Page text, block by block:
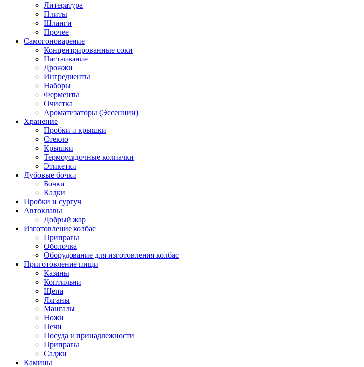
Литература
Плиты
Шланги
Прочее
Самогоноварение
Концентрированные соки
Настаивание
Дрожжи
Ингредиенты
Наборы
Ферменты
Очистка
Ароматизаторы (Эссенции)
Хранение
Пробки и крышки
Стекло
Крышки
Термоусадочные колпачки
Этикетки
Дубовые бочки
Бочки
Кадки
Пробки и сургуч
Автоклавы
Добрый жар
Изготовление колбас
Приправы
Оболочка
Оборудование для изготовления колбас
Приготовление пищи
Казаны
Коптильни
Щепа
Ляганы
Мангалы
Ножи
Печи
Посуда и принадлежности
Приправы
Саджи
Камины